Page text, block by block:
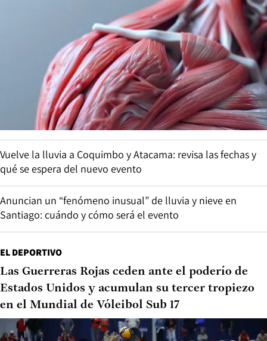
Vuelve la lluvia a Coquimbo y Atacama: revisa las fechas y
qué se espera del nuevo evento
Anuncian un “fenómeno inusual” de lluvia y nieve en
Santiago: cuándo y cómo será el evento
EL DEPORTIVO
Las Guerreras Rojas ceden ante el poderío de
Estados Unidos y acumulan su tercer tropiezo
en el Mundial de Vóleibol Sub 17